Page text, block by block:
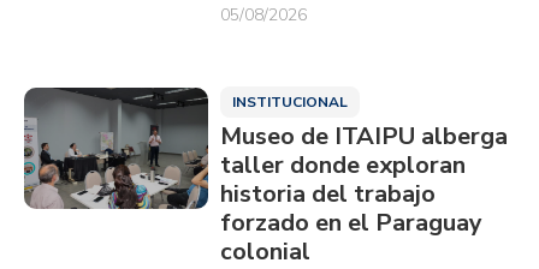
05/08/2026
INSTITUCIONAL
Museo de ITAIPU alberga
taller donde exploran
historia del trabajo
forzado en el Paraguay
colonial